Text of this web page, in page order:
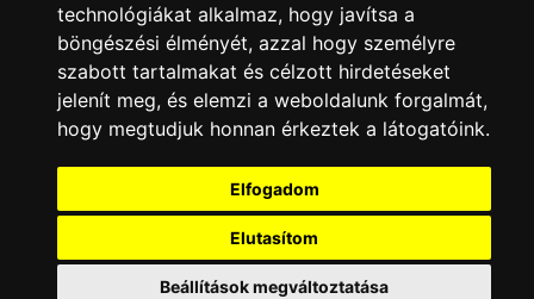
STABIL fuvarozó és vegyesipari Kft.
fuvarozás, daruzás
7100 Szekszárd, Sárvíz u. 11
Szállítás, tereprendezés
sóder, homok szállítás, gépi földmunka, tereprendezés
7100 Szekszárd, Zrínyi u. 49
KAPCSOLAT|HIRDETÉS
Minden jog fenntartva © 2002 - 2026 Szeki.hu
technológiákat alkalmaz, hogy javítsa a
böngészési élményét, azzal hogy személyre
szabott tartalmakat és célzott hirdetéseket
jelenít meg, és elemzi a weboldalunk forgalmát,
hogy megtudjuk honnan érkeztek a látogatóink.
Elfogadom
Elutasítom
Beállítások megváltoztatása